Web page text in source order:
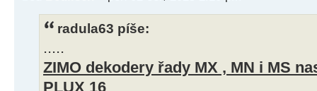
radula63 píše:
.....
ZIMO dekodery řady MX , MN i MS
PLUX 16